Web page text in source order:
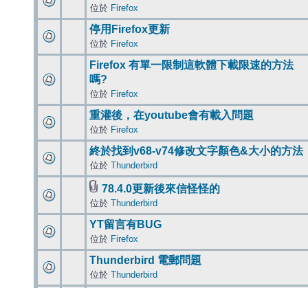
位於 Firefox
停用Firefox更新
位於 Firefox
Firefox 有單一限制這軟體下載限速的方法
嗎?
位於 Firefox
重灌後，在youtube會有載入問題
位於 Firefox
終於找到v68-v74修改文字顏色&大小的方法
位於 Thunderbird
78.4.0更新後來信怪怪的
位於 Thunderbird
YT留言有BUG
位於 Firefox
Thunderbird 電郵問題
位於 Thunderbird